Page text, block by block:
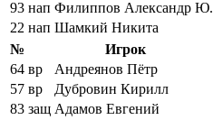
93 нап Филиппов Александр Ю.
22 нап Шамкий Никита
№
Игрок
64 вр
Андреянов Пётр
57 вр
Дубровин Кирилл
83 защ Адамов Евгений